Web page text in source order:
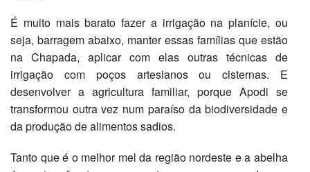
É muito mais barato fazer a irrigação na planície, ou
seja, barragem abaixo, manter essas famílias que estão
na Chapada, aplicar com elas outras técnicas de
irrigação com poços artesianos ou cisternas. E
desenvolver a agricultura familiar, porque Apodi se
transformou outra vez num paraíso da biodiversidade e
da produção de alimentos sadios.
Tanto que é o melhor mel da região nordeste e a abelha